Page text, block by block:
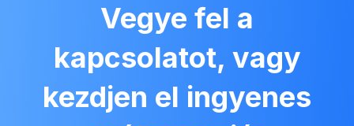
Vegye fel a
kapcsolatot, vagy
kezdjen el ingyenes